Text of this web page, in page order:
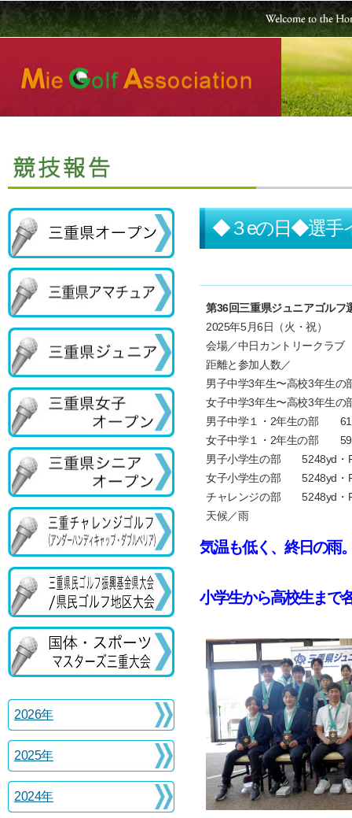
2026年
2025年
2024年
◆３eの日◆選手
第36回三重県ジュニアゴルフ
2025年5月6日（火・祝）
会場／中日カントリークラブ
距離と参加人数／
男子中学3年生〜高校3年生
女子中学3年生〜高校3年生
男子中学１・2年生の部
女子中学１・2年生の部
男子小学生の部 5248yd・
女子小学生の部 5248yd・
チャレンジの部 5248yd・
天候／雨
気温も低く、終日の雨
小学生から高校生まで